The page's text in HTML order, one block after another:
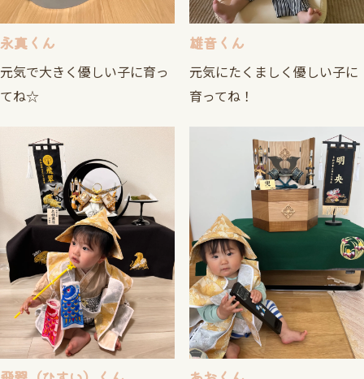
永真くん
元気で大きく優しい子に育っ
てね☆
雄音くん
元気にたくましく優しい子に
育ってね！